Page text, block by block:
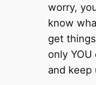
worry,
know
get
only
and keep